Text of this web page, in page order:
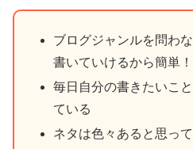
ブログジャンルを問わ
書いていけるから簡単！
毎日自分の書きたいこ
ている
ネタは色々あると思っ